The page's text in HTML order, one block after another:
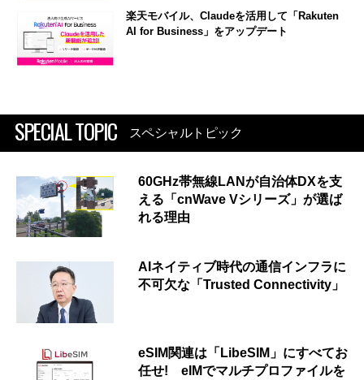
楽天モバイル、Claudeを活用して「Rakuten
AI for Business」をアップデート
SPECIAL TOPIC スペシャルトピック
60GHz帯無線LANが自治体DXを支
える「cnWave Vシリーズ」が選ば
れる理由
AIネイティブ時代の通信インフラに
不可欠な「Trusted Connectivity」
eSIM関連は「LibeSIM」にすべてお
任せ! eIMでマルチプロファイルを